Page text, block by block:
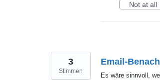
Not at all
Email-
Es wäre sinnvoll,
3
Stimmen